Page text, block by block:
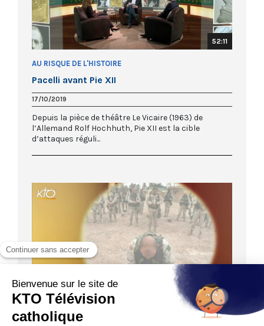
52:11
AU RISQUE DE L'HISTOIRE
Pacelli avant Pie XII
17/10/2019
Depuis la pièce de théâtre Le Vicaire (1963) de
l’Allemand Rolf Hochhuth, Pie XII est la cible
d’attaques réguli...
53:43